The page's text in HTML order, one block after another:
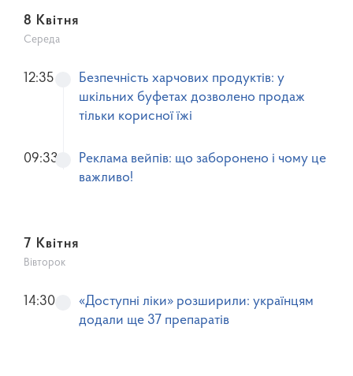
8 Квітня
Середа
Безпечність харчових продуктів: у
шкільних буфетах дозволено продаж
тільки корисної їжі
12:35
Реклама вейпів: що заборонено і чому це
важливо!
09:33
7 Квітня
Вівторок
«Доступні ліки» розширили: українцям
додали ще 37 препаратів
14:30